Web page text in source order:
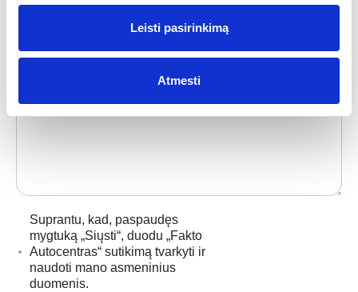
Leisti pasirinkimą
Atmesti
Suprantu, kad, paspaudęs
mygtuką „Siųsti“, duodu „Fakto
Autocentras“ sutikimą tvarkyti ir
naudoti mano asmeninius
duomenis.